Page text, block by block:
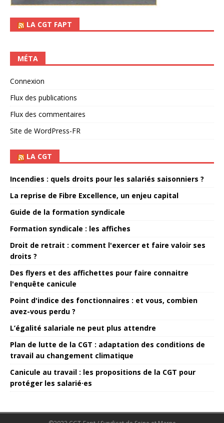
LA CGT FAPT
MÉTA
Connexion
Flux des publications
Flux des commentaires
Site de WordPress-FR
LA CGT
Incendies : quels droits pour les salariés saisonniers ?
La reprise de Fibre Excellence, un enjeu capital
Guide de la formation syndicale
Formation syndicale : les affiches
Droit de retrait : comment l'exercer et faire valoir ses
droits ?
Des flyers et des affichettes pour faire connaitre
l'enquête canicule
Point d'indice des fonctionnaires : et vous, combien
avez-vous perdu ?
L’égalité salariale ne peut plus attendre
Plan de lutte de la CGT : adaptation des conditions de
travail au changement climatique
Canicule au travail : les propositions de la CGT pour
protéger les salarié·es